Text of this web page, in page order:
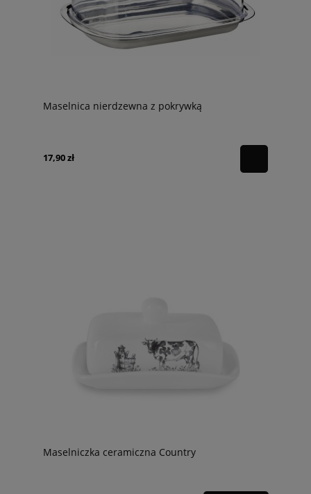
Maselnica nierdzewna z pokrywką
17,90 zł
Maselniczka ceramiczna Country